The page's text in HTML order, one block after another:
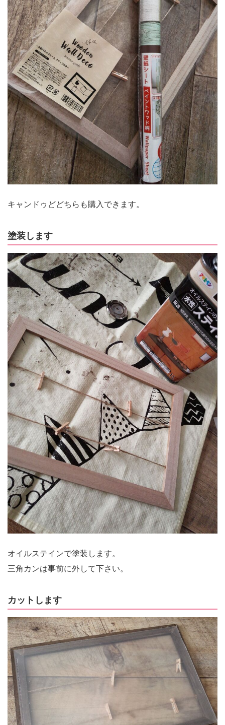
キャンドゥどどちらも購入できます。
塗装します
オイルステインで塗装します。
三角カンは事前に外して下さい。
カットします